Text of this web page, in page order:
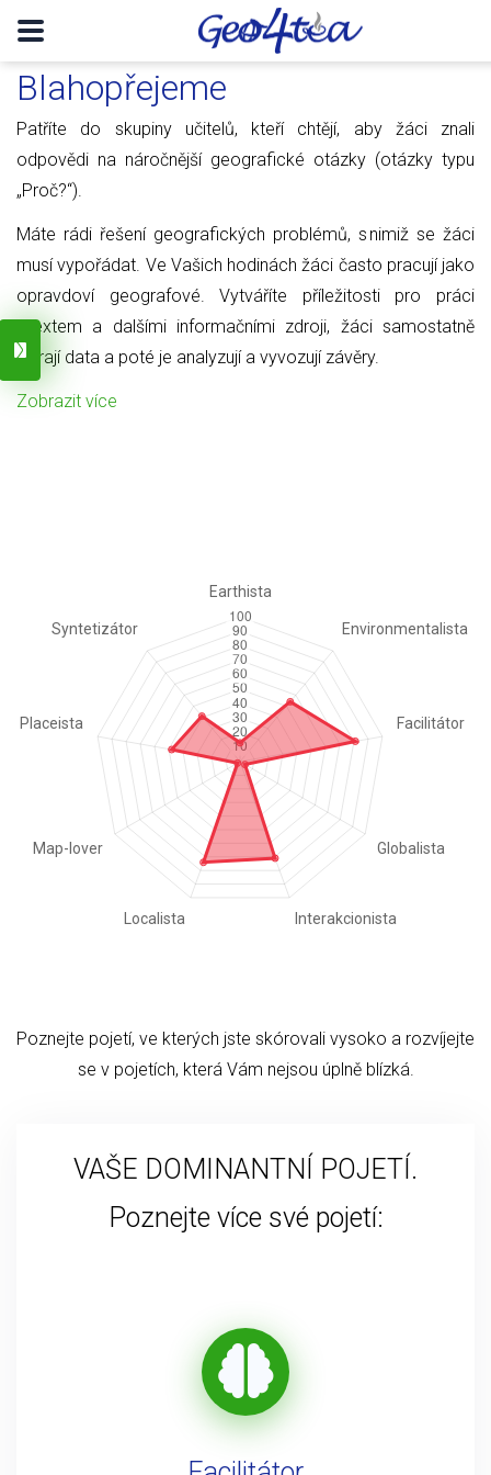
Blahopřejeme
Patříte do skupiny učitelů, kteří chtějí, aby žáci znali
odpovědi na náročnější geografické otázky (otázky typu
„Proč?“).
Máte rádi řešení geografických problémů, s nimiž se žáci
musí vypořádat. Ve Vašich hodinách žáci často pracují jako
opravdoví geografové. Vytváříte příležitosti pro práci
s textem a dalšími informačními zdroji, žáci samostatně
sbírají data a poté je analyzují a vyvozují závěry.
Zobrazit více
Poznejte pojetí, ve kterých jste skórovali vysoko a rozvíjejte
se v pojetích, která Vám nejsou úplně blízká.
VAŠE DOMINANTNÍ POJETÍ.
Poznejte více své pojetí: